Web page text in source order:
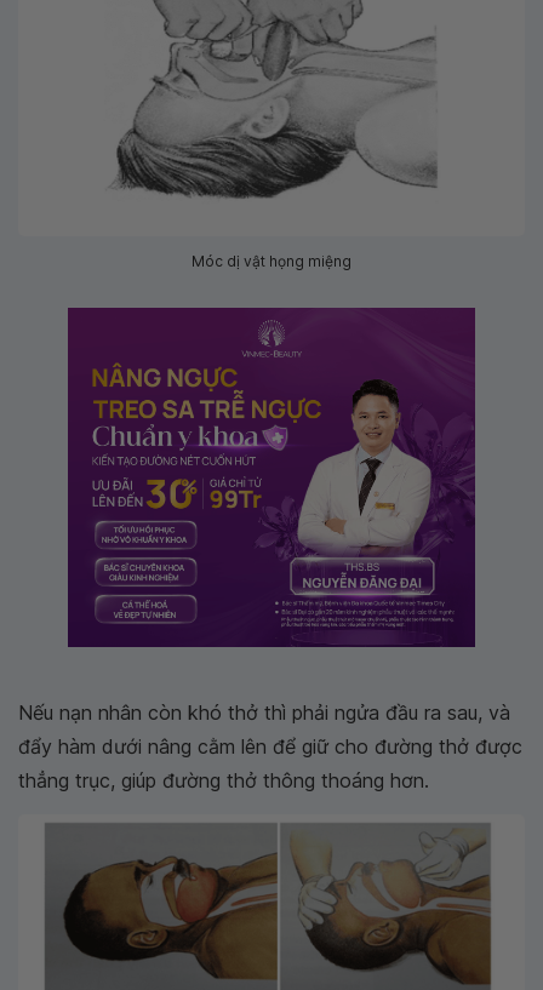
Móc dị vật họng miệng
Nếu nạn nhân còn khó thở thì phải ngửa đầu ra sau, và
đẩy hàm dưới nâng cằm lên để giữ cho đường thở được
thẳng trục, giúp đường thở thông thoáng hơn.